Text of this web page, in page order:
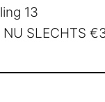
13
SLECHTS